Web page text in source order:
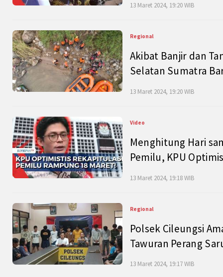
13 Maret 2024, 19:20 WIB
Regional
Akibat Banjir dan
Selatan Sumatra
13 Maret 2024, 19:20 WIB
Video
Menghitung Hari
Pemilu, KPU
13 Maret 2024, 19:18 WIB
Regional
Polsek Cileungsi
Tawuran Perang
13 Maret 2024, 19:17 WIB